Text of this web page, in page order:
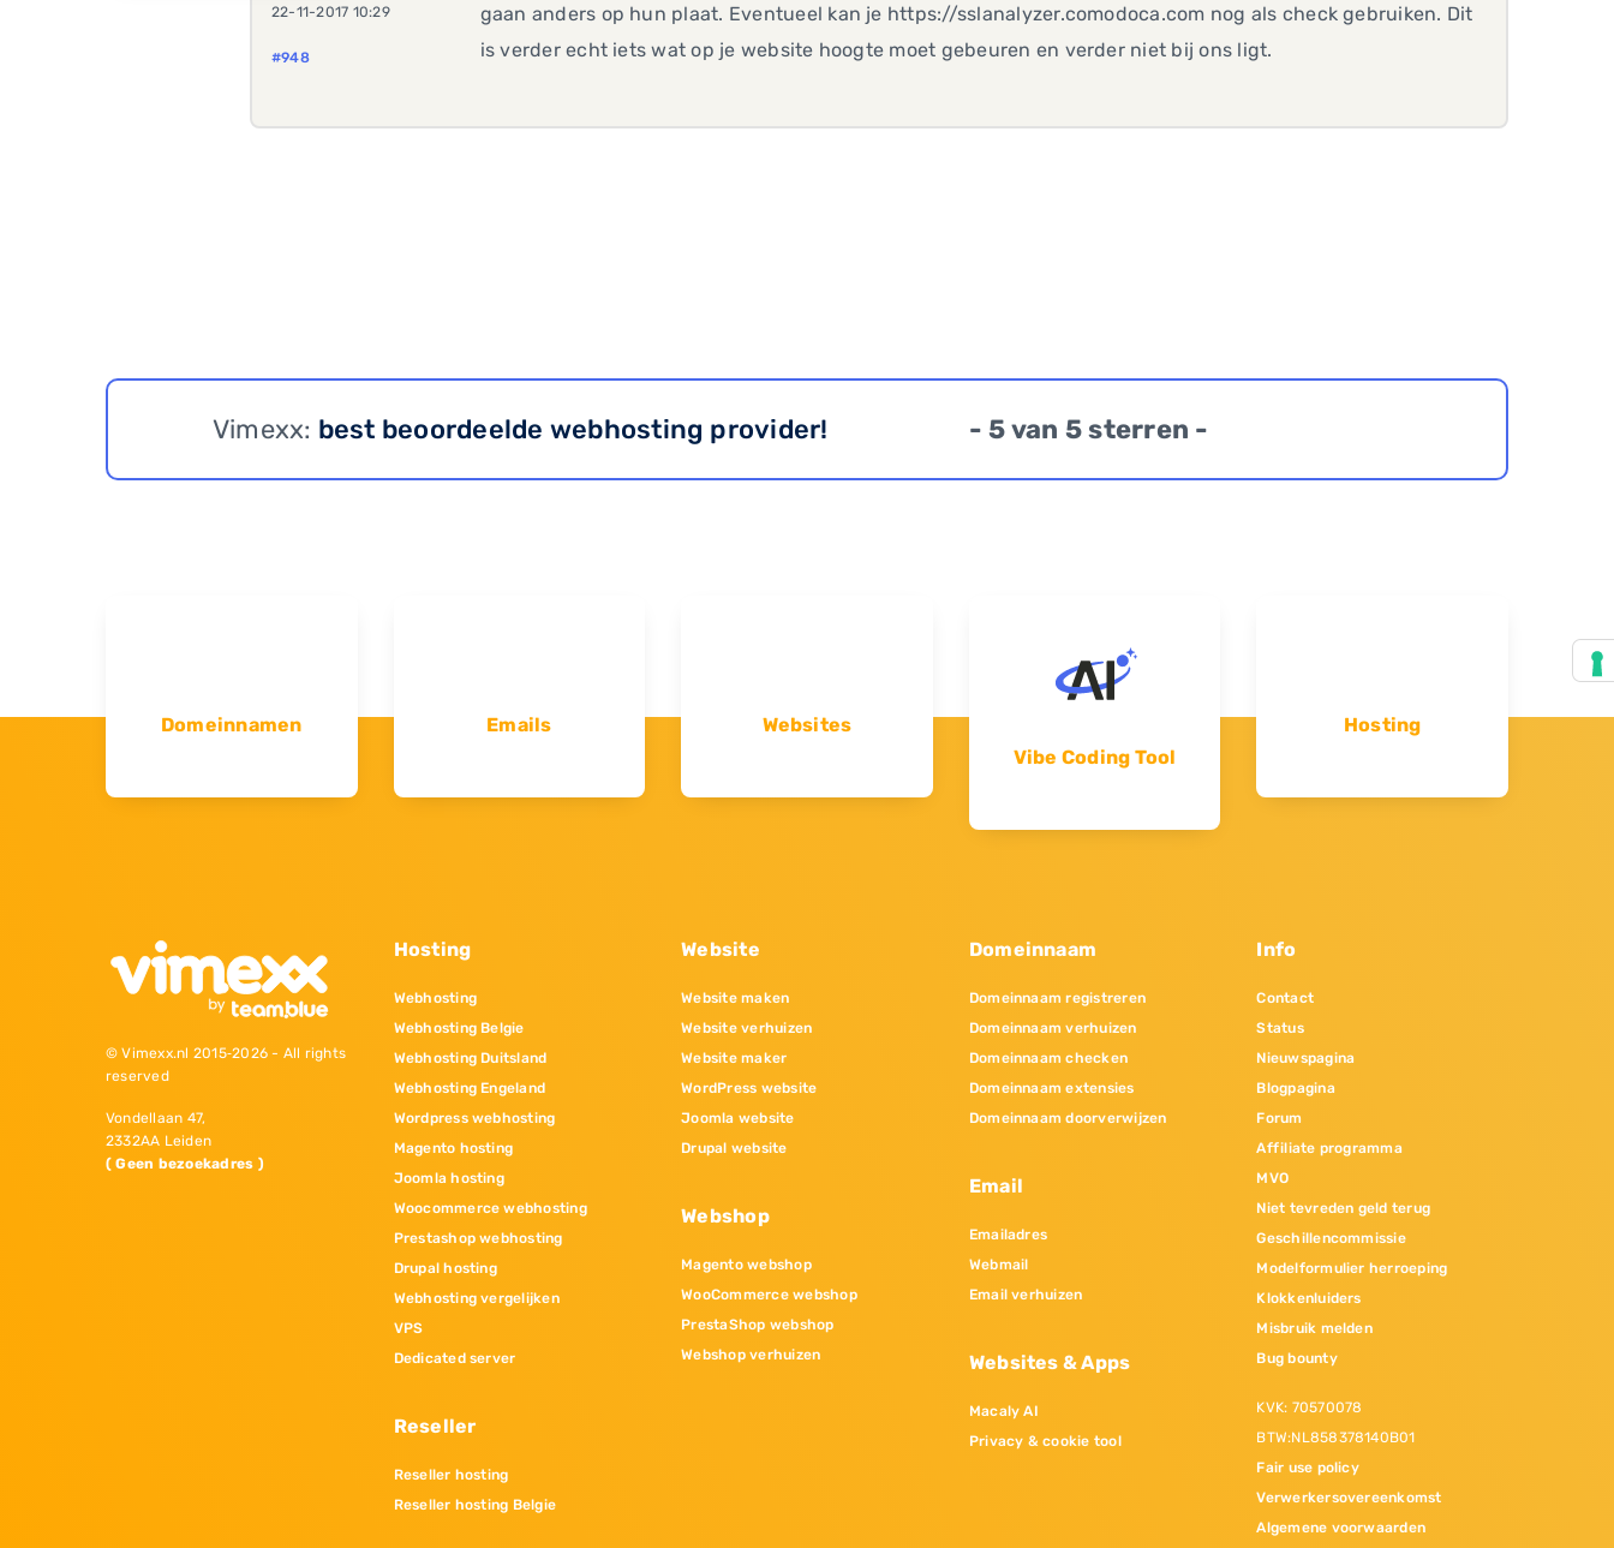
22-11-2017 10:29
#948
gaan anders op hun plaat. Eventueel kan je https://sslanalyzer.comodoca.com nog als check gebruiken. Dit
is verder echt iets wat op je website hoogte moet gebeuren en verder niet bij ons ligt.
Vimexx: best beoordeelde webhosting provider! - 5 van 5 sterren -
Domeinnamen Emails
Websites
Vibe Coding Tool
Hosting
© Vimexx.nl 2015‐2026 - All rights
reserved
Vondellaan 47,
2332AA Leiden
( Geen bezoekadres )
Hosting
Webhosting
Webhosting Belgie
Webhosting Duitsland
Webhosting Engeland
Wordpress webhosting
Magento hosting
Joomla hosting
Woocommerce webhosting
Prestashop webhosting
Drupal hosting
Webhosting vergelijken
VPS
Dedicated server
Reseller
Reseller hosting
Reseller hosting Belgie
Website
Website maken
Website verhuizen
Website maker
WordPress website
Joomla website
Drupal website
Webshop
Magento webshop
WooCommerce webshop
PrestaShop webshop
Webshop verhuizen
Domeinnaam
Domeinnaam registreren
Domeinnaam verhuizen
Domeinnaam checken
Domeinnaam extensies
Domeinnaam doorverwijzen
Email
Emailadres
Webmail
Email verhuizen
Websites & Apps
Macaly AI
Privacy & cookie tool
Info
Contact
Status
Nieuwspagina
Blogpagina
Forum
Affiliate programma
MVO
Niet tevreden geld terug
Geschillencommissie
Modelformulier herroeping
Klokkenluiders
Misbruik melden
Bug bounty
KVK: 70570078
BTW:NL858378140B01
Fair use policy
Verwerkersovereenkomst
Algemene voorwaarden